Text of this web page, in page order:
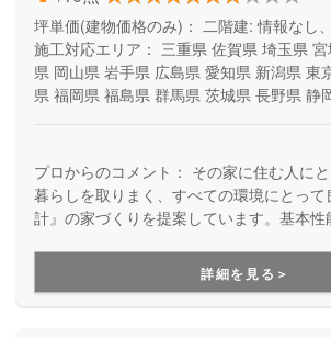
坪単価(建物価格のみ)： 二階建: 情報なし
施工対応エリア： 三重県 佐賀県 埼玉県
県 岡山県 岩手県 広島県 愛知県 新潟県 東
県 福岡県 福島県 群馬県 茨城県 長野県 静
プロからのコメント： その家に住む人にと
暮らしを取りまく、すべての環境にとっ
計』の家づくりを提案しています。基本
で、そしてエコな住宅を提供しています。
詳細を見る＞